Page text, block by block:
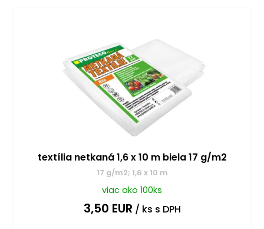
textília netkaná 1,6 x 10 m biela 17 g/m2
17 g/m2; 1,6 x 10 m
viac ako 100ks
3,50 EUR / ks s DPH